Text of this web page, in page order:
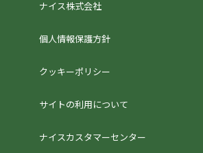
ナイス株式会社
個人情報保護方針
クッキーポリシー
サイトの利用について
ナイスカスタマーセンター